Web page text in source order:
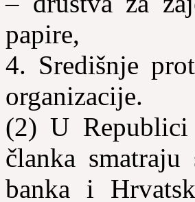
papire,
4. Središnje
organizacije.
(2) U
članka
banka i